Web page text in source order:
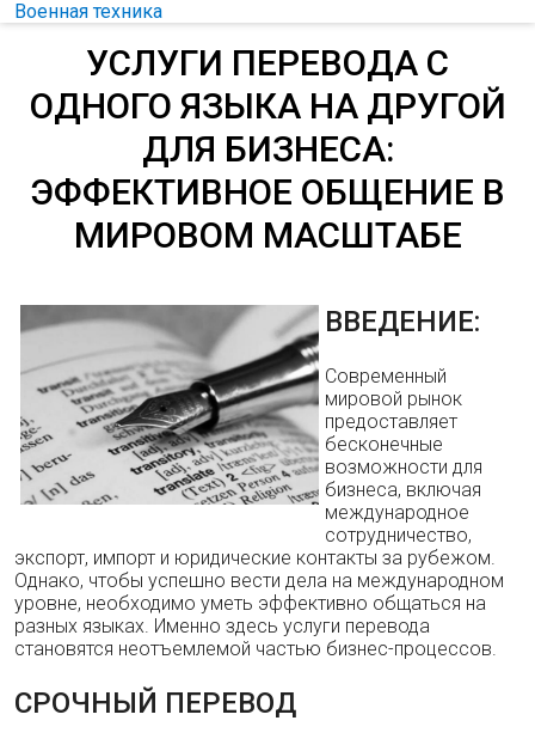
Военная техника
УСЛУГИ ПЕРЕВОДА С
ОДНОГО ЯЗЫКА НА ДРУГОЙ
ДЛЯ БИЗНЕСА:
ЭФФЕКТИВНОЕ ОБЩЕНИЕ В
МИРОВОМ МАСШТАБЕ
ВВЕДЕНИЕ:
Современный
мировой рынок
предоставляет
бесконечные
возможности для
бизнеса, включая
международное
сотрудничество,
экспорт, импорт и юридические контакты за рубежом.
Однако, чтобы успешно вести дела на международном
уровне, необходимо уметь эффективно общаться на
разных языках. Именно здесь услуги перевода
становятся неотъемлемой частью бизнес-процессов.
СРОЧНЫЙ ПЕРЕВОД